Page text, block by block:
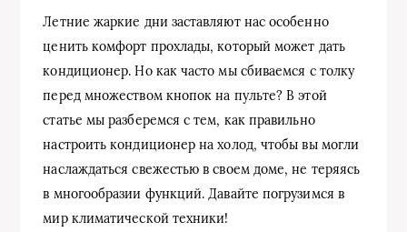
Летние жаркие дни заставляют нас особенно
ценить комфорт прохлады, который может дать
кондиционер. Но как часто мы сбиваемся с толку
перед множеством кнопок на пульте? В этой
статье мы разберемся с тем, как правильно
настроить кондиционер на холод, чтобы вы могли
наслаждаться свежестью в своем доме, не теряясь
в многообразии функций. Давайте погрузимся в
мир климатической техники!